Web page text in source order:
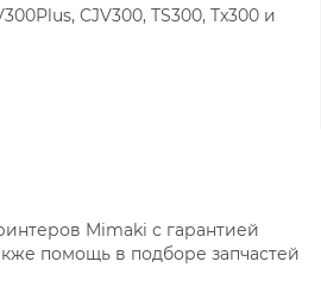
CJV300, TS300, Tx300 и
Mimaki с гарантией
помощь в подборе запчастей